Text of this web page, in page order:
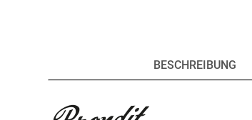
BESCHREIBUNG